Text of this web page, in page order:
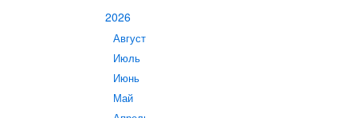
2026
Август
Июль
Июнь
Май